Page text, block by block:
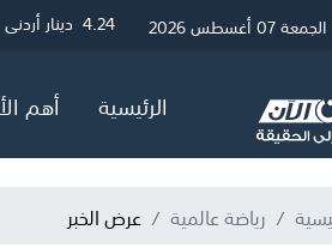
الجمعة 07 أغسطس 2026 3.01 دولار أمريكي 4.05 جنيه إسترليني 4.24 دينار أردني
الرئيسية أهم
رياضة عالمية عرض الخبر